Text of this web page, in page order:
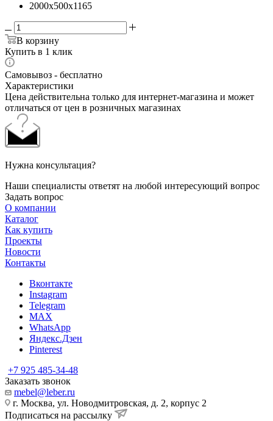
2000x500x1165
В корзину
Купить в 1 клик
Самовывоз - бесплатно
Характеристики
Цена действительна только для интернет-магазина и может
отличаться от цен в розничных магазинах
Нужна консультация?
Наши специалисты ответят на любой интересующий вопрос
Задать вопрос
О компании
Каталог
Как купить
Проекты
Новости
Контакты
Вконтакте
Instagram
Telegram
MAX
WhatsApp
Яндекс.Дзен
Pinterest
+7 925 485-34-48
Заказать звонок
mebel@leber.ru
г. Москва, ул. Новодмитровская, д. 2, корпус 2
Подписаться на рассылку